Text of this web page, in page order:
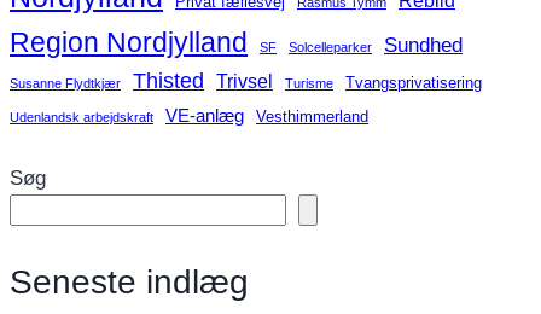
Region Nordjylland SF Solcelleparker Sundhed
Susanne Flydtkjær Thisted Trivsel Turisme Tvangsprivatisering
Udenlandsk arbejdskraft VE-anlæg Vesthimmerland
Søg
Seneste indlæg